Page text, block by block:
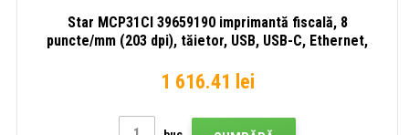
Star MCP31CI 39659190 imprimantă fiscală, 8
puncte/mm (203 dpi), tăietor, USB, USB-C, Ethernet,
1 616.41 lei